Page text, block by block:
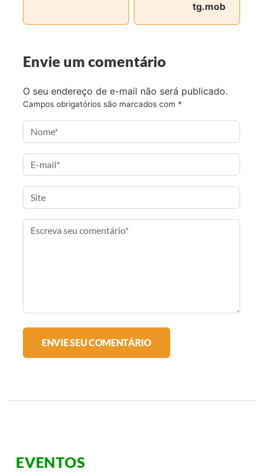
b
k
t
a
a
a
tg.mob
Envie um comentário
O seu endereço de e-mail não será publicado.
Campos obrigatórios são marcados com *
EVENTOS